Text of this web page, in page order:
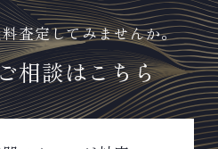
査定してみませんか。
相談はこちら